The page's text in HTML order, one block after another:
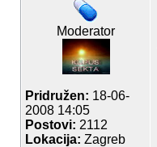
Moderator
Pridružen: 18-06-
2008 14:05
Postovi: 2112
Lokacija: Zagreb